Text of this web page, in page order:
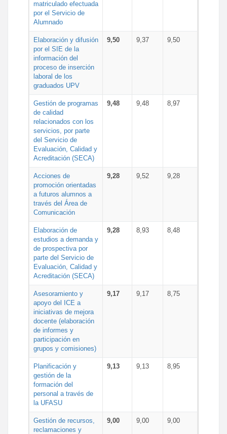
matriculado efectuada
por el Servicio de
Alumnado
Elaboración y difusión
por el SIE de la
información del
proceso de inserción
laboral de los
graduados UPV
9,50 9,37 9,50
Gestión de programas
de calidad
relacionados con los
servicios, por parte
del Servicio de
Evaluación, Calidad y
Acreditación (SECA)
9,48 9,48 8,97
Acciones de
promoción orientadas
a futuros alumnos a
través del Área de
Comunicación
9,28 9,52 9,28
Elaboración de
estudios a demanda y
de prospectiva por
parte del Servicio de
Evaluación, Calidad y
Acreditación (SECA)
9,28 8,93 8,48
Asesoramiento y
apoyo del ICE a
iniciativas de mejora
docente (elaboración
de informes y
participación en
grupos y comisiones)
9,17 9,17 8,75
Planificación y
gestión de la
formación del
personal a través de
la UFASU
9,13 9,13 8,95
Gestión de recursos,
reclamaciones y
9,00 9,00 9,00